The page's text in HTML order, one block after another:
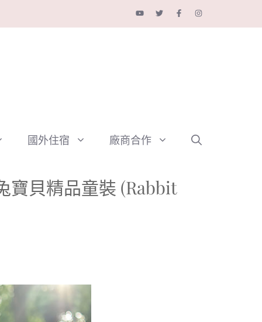
國外住宿 廠商合作
寶貝精品童裝 (Rabbit